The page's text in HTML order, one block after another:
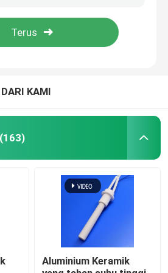
KAMI
(163)
Aluminium Keramik